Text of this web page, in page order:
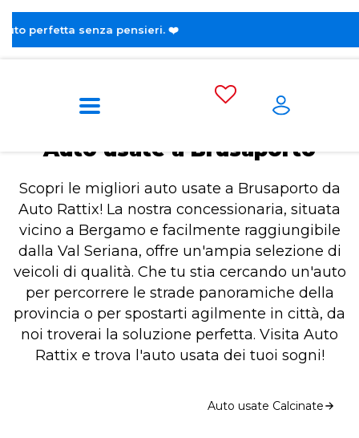
Home Auto usate a Brusaporto
Auto usate a Brusaporto
Scopri le migliori auto usate a Brusaporto da
Auto Rattix! La nostra concessionaria, situata
vicino a Bergamo e facilmente raggiungibile
dalla Val Seriana, offre un'ampia selezione di
veicoli di qualità. Che tu stia cercando un'auto
per percorrere le strade panoramiche della
provincia o per spostarti agilmente in città, da
noi troverai la soluzione perfetta. Visita Auto
Rattix e trova l'auto usata dei tuoi sogni!
Auto usate Calcinate